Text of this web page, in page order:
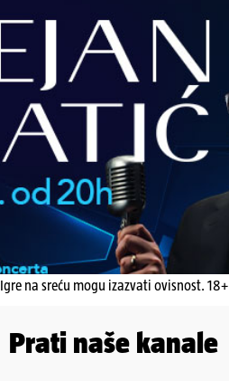
Igre na sreću mogu izazvati ovisnost. 18+
Prati naše kanale